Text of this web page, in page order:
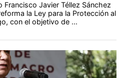
Francisco Javier Téllez Sánchez
la Ley para la Protección al
con el objetivo de ...